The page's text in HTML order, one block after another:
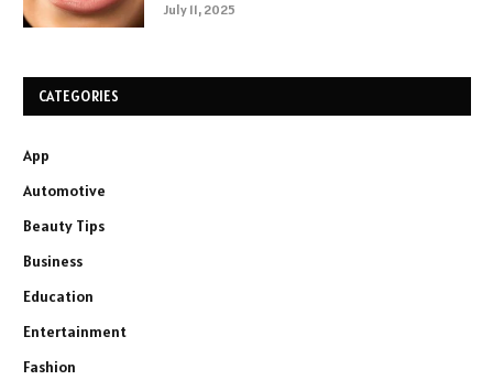
July 11, 2025
CATEGORIES
App
Automotive
Beauty Tips
Business
Education
Entertainment
Fashion